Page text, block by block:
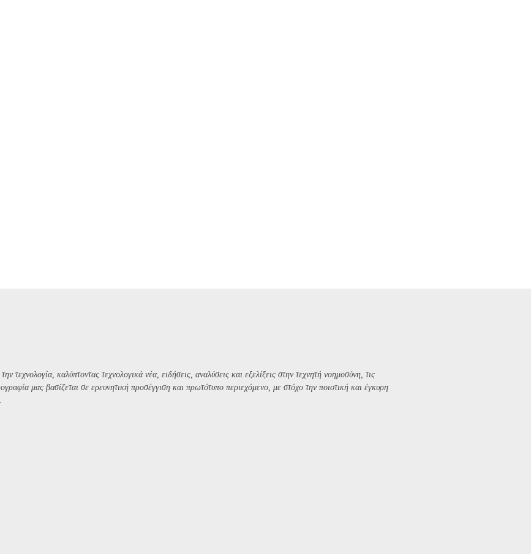
τεχνολογία, καλύπτοντας τεχνολογικά νέα, ειδήσεις, αναλύσεις και εξελίξεις στην τεχνητή νοημοσύνη, τις
μας βασίζεται σε ερευνητική προσέγγιση και πρωτότυπο περιεχόμενο, με στόχο την ποιοτική και έγκυρη